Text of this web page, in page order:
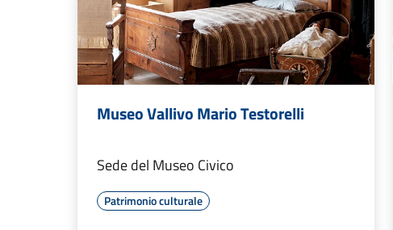
Museo Vallivo Mario Testorelli
Sede del Museo Civico
Patrimonio culturale